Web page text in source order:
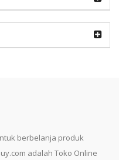
berbelanja produk
adalah Toko Online